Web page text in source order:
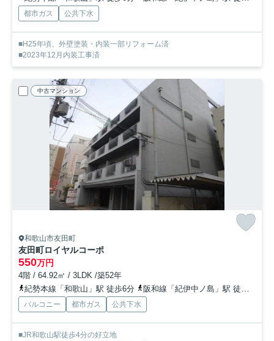
都市ガス 公共下水
■H25年頃、外壁塗装・内装一部リフォーム済
■2023年12月内装工事済
中古マンション
和歌山市友田町
友田町ロイヤルコーポ
550万円
4階 / 64.92㎡ / 3LDK /築52年
紀勢本線「和歌山」駅 徒歩6分
阪和線「紀伊中ノ島」駅 徒歩15分
バルコニー 都市ガス 公共下水
■JR和歌山駅徒歩4分の好立地